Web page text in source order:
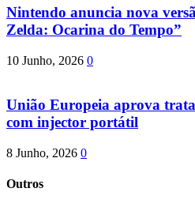
Nintendo anuncia nova
Zelda: Ocarina do Tempo”
10 Junho, 2026 0
União Europeia aprova
com injector portátil
8 Junho, 2026 0
Outros